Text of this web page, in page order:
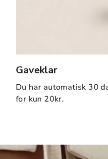
Gaveklar
Du har automatisk 30
for kun 20kr.